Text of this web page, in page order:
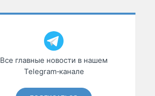
Все главные новости в нашем
Telegram‑канале